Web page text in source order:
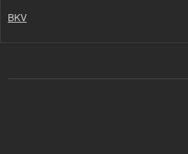
BKV